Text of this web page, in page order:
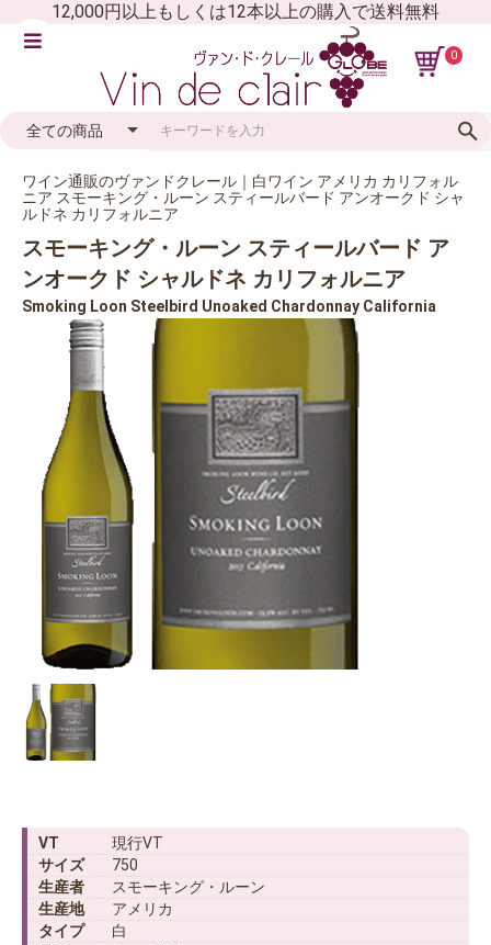
12,000円以上もしくは12本以上の購入で送料無料
0
ワイン通販のヴァンドクレール｜白ワイン アメリカ カリフォル
ニア スモーキング・ルーン スティールバード アンオークド シャ
ルドネ カリフォルニア
スモーキング・ルーン スティールバード ア
ンオークド シャルドネ カリフォルニア
Smoking Loon Steelbird Unoaked Chardonnay California
VT
現行VT
サイズ
750
生産者
スモーキング・ルーン
生産地
アメリカ
タイプ
白